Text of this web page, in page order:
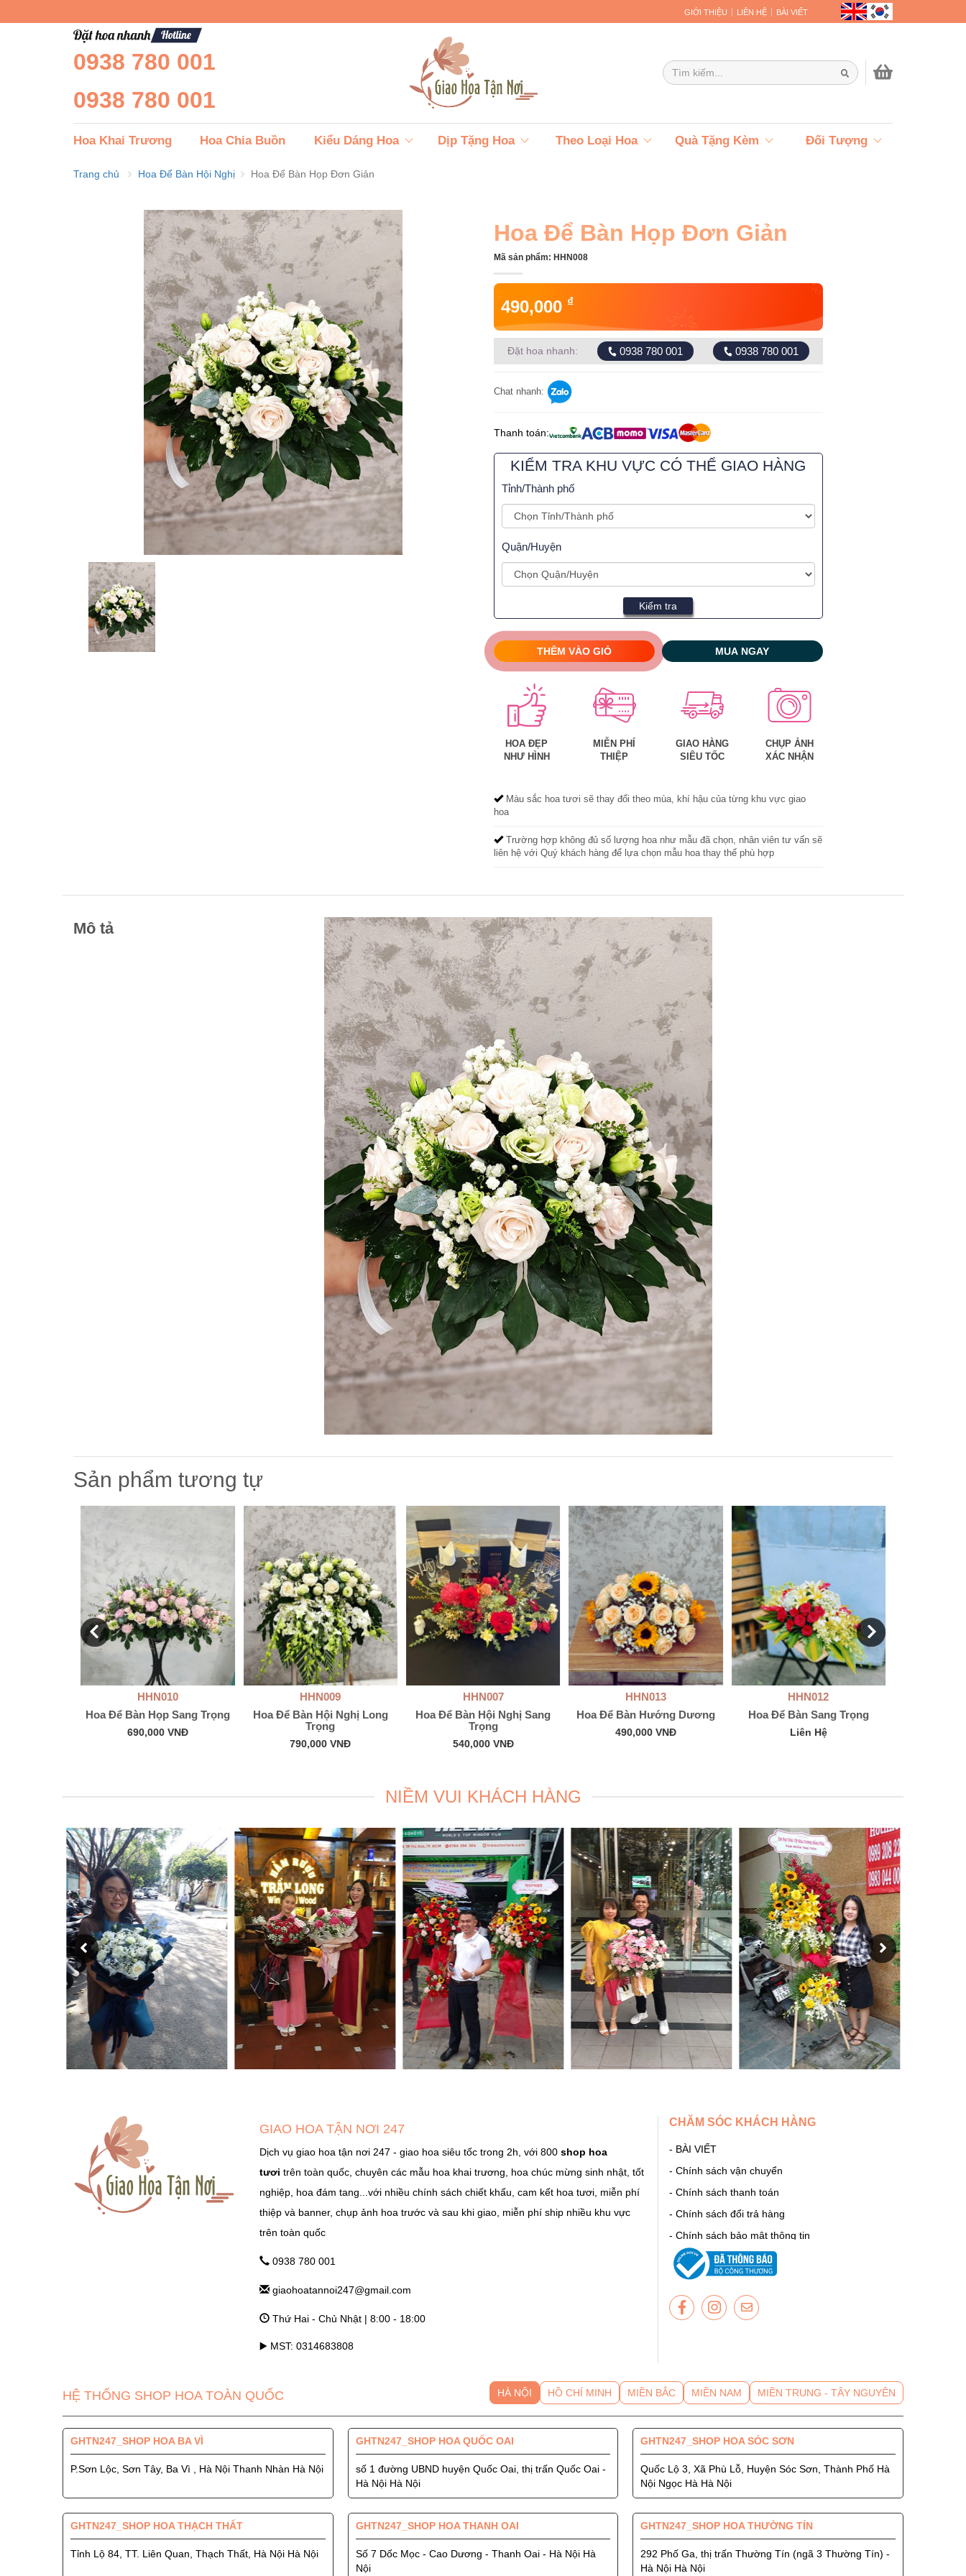
GIỚI THIỆU LIÊN HỆ BÀI VIẾT
0938 780 001
0938 780 001
Hoa Khai Trương Hoa Chia Buồn Kiểu Dáng Hoa Dịp Tặng Hoa Theo Loại Hoa Quà Tặng Kèm Đối Tượng
Trang chủ Hoa Để Bàn Hội Nghị Hoa Để Bàn Họp Đơn Giản
Hoa Để Bàn Họp Đơn Giản
Mã sản phẩm: HHN008
490,000 ₫
Đặt hoa nhanh: 0938 780 001 0938 780 001
Chat nhanh:
Thanh toán:
KIỂM TRA KHU VỰC CÓ THỂ GIAO HÀNG
Tỉnh/Thành phố
Quận/Huyện
Kiểm tra
THÊM VÀO GIỎ MUA NGAY
HOA ĐẸP
NHƯ HÌNH
MIỄN PHÍ
THIỆP
GIAO HÀNG
SIÊU TỐC
CHỤP ẢNH
XÁC NHẬN
Màu sắc hoa tươi sẽ thay đổi theo mùa, khí hậu của từng khu vực giao
hoa
Trường hợp không đủ số lượng hoa như mẫu đã chọn, nhân viên tư vấn sẽ
liên hệ với Quý khách hàng để lựa chọn mẫu hoa thay thế phù hợp
Mô tả
Sản phẩm tương tự
HHN010
Hoa Để Bàn Họp Sang Trọng
690,000 VNĐ
HHN009
Hoa Để Bàn Hội Nghị Long
Trọng
790,000 VNĐ
HHN007
Hoa Để Bàn Hội Nghị Sang
Trọng
540,000 VNĐ
HHN013
Hoa Để Bàn Hướng Dương
490,000 VNĐ
HHN012
Hoa Để Bàn Sang Trọng
Liên Hệ
NIỀM VUI KHÁCH HÀNG
GIAO HOA TẬN NƠI 247
Dịch vụ giao hoa tận nơi 247 - giao hoa siêu tốc trong 2h, với 800shop hoa
tươi trên toàn quốc, chuyên các mẫu hoa khai trương, hoa chúc mừng sinh nhật, tốt
nghiệp, hoa đám tang...với nhiều chính sách chiết khấu, cam kết hoa tươi, miễn phí
thiệp và banner, chụp ảnh hoa trước và sau khi giao, miễn phí ship nhiều khu vực
trên toàn quốc
0938 780 001
giaohoatannoi247@gmail.com
Thứ Hai - Chủ Nhật | 8:00 - 18:00
▶️ MST: 0314683808
CHĂM SÓC KHÁCH HÀNG
- BÀI VIẾT
- Chính sách vận chuyển
- Chính sách thanh toán
- Chính sách đổi trả hàng
- Chính sách bảo mật thông tin
- Hướng dẫn mua hàng
- GIỚI THIỆU
HỆ THỐNG SHOP HOA TOÀN QUỐC HÀ NỘI HỒ CHÍ MINH MIỀN BẮC MIỀN NAM MIỀN TRUNG - TÂY NGUYÊN
GHTN247_SHOP HOA BA VÌ
P.Sơn Lộc, Sơn Tây, Ba Vì , Hà Nội Thanh Nhàn Hà Nội
GHTN247_SHOP HOA QUỐC OAI
số 1 đường UBND huyện Quốc Oai, thị trấn Quốc Oai -
Hà Nội Hà Nội
GHTN247_SHOP HOA SÓC SƠN
Quốc Lộ 3, Xã Phù Lỗ, Huyện Sóc Sơn, Thành Phố Hà
Nội Ngọc Hà Hà Nội
GHTN247_SHOP HOA THẠCH THẤT
Tỉnh Lộ 84, TT. Liên Quan, Thạch Thất, Hà Nội Hà Nội
GHTN247_SHOP HOA THANH OAI
Số 7 Dốc Mọc - Cao Dương - Thanh Oai - Hà Nội Hà
Nội
GHTN247_SHOP HOA THƯỜNG TÍN
292 Phố Ga, thị trấn Thường Tín (ngã 3 Thường Tín) -
Hà Nội Hà Nội